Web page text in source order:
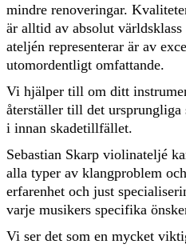
mindre renoveringar.
är alltid av absolut världsklass
ateljén representerar är av
utomordentligt omfattande.
Vi hjälper till om ditt
återställer till det ursprungliga
i innan skadetillfället.
Sebastian Skarp violinateljé
alla typer av klangproblem
erfarenhet och just
varje musikers specifika
Vi ser det som en mycket